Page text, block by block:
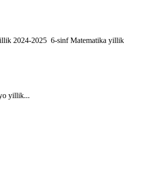
2024-2025 6-sinf Matematika yillik
yillik...